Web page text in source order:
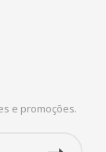
e promoções.